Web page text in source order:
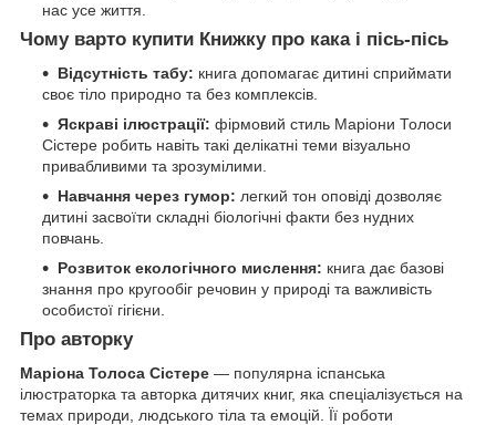
нас усе життя.
Чому варто купити Книжку про кака і пісь-пісь
Відсутність табу: книга допомагає дитині сприймати
своє тіло природно та без комплексів.
Яскраві ілюстрації: фірмовий стиль Маріони Толоси
Сістере робить навіть такі делікатні теми візуально
привабливими та зрозумілими.
Навчання через гумор: легкий тон оповіді дозволяє
дитині засвоїти складні біологічні факти без нудних
повчань.
Розвиток екологічного мислення: книга дає базові
знання про кругообіг речовин у природі та важливість
особистої гігієни.
Про авторку
Маріона Толоса Сістере — популярна іспанська
ілюстраторка та авторка дитячих книг, яка спеціалізується на
темах природи, людського тіла та емоцій. Її роботи